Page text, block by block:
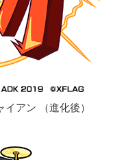
アン （進化後）